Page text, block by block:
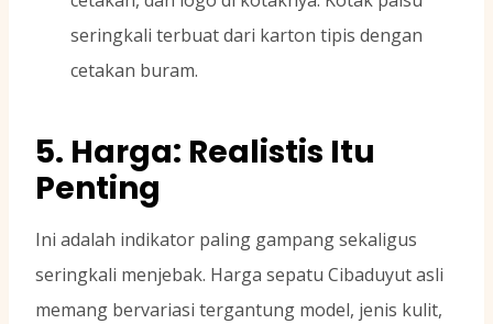
seringkali terbuat dari karton tipis dengan
cetakan buram.
5. Harga: Realistis Itu
Penting
Ini adalah indikator paling gampang sekaligus
seringkali menjebak. Harga sepatu Cibaduyut asli
memang bervariasi tergantung model, jenis kulit,